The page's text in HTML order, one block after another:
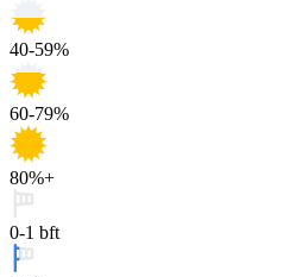
40-59%
60-79%
80%+
0-1 bft